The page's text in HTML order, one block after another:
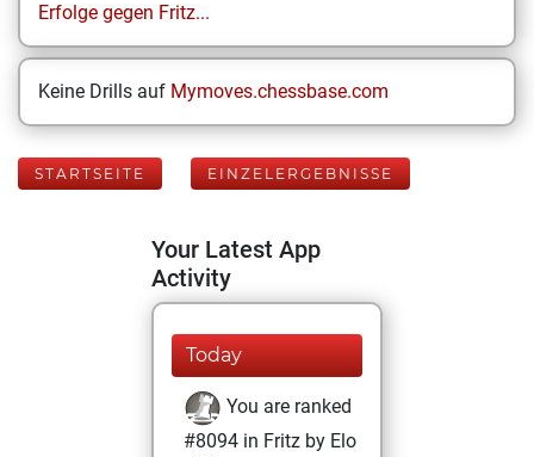
Erfolge gegen Fritz...
Keine Drills auf Mymoves.chessbase.com
STARTSEITE EINZELERGEBNISSE
Your Latest App
Activity
Today
You are ranked
#8094 in Fritz by Elo